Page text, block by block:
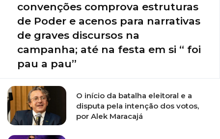
convenções comprova estruturas
de Poder e acenos para narrativas
de graves discursos na
campanha; até na festa em si “ foi
pau a pau”
O início da batalha eleitoral e a
disputa pela intenção dos votos,
por Alek Maracajá